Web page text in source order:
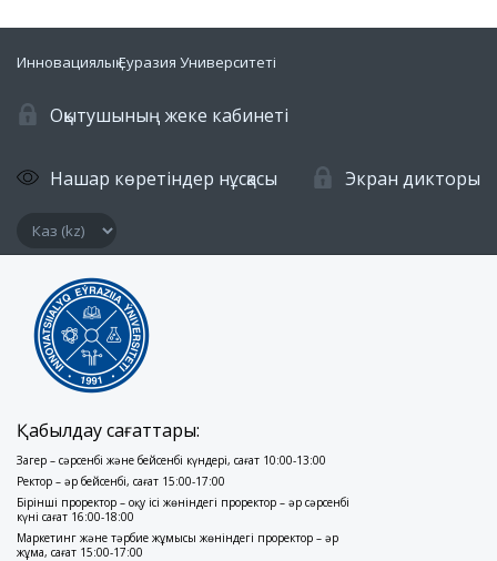
Инновациялық Еуразия Университеті
Оқытушының жеке кабинеті
Нашар көретіндер нұсқасы Экран дикторы
Қабылдау сағаттары:
Заңгер – сәрсенбі және бейсенбі күндері, сағат 10:00-13:00
Ректор – әр бейсенбі, сағат 15:00-17:00
Бірінші проректор – оқу ісі жөніндегі проректор – әр сәрсенбі
күні сағат 16:00-18:00
Маркетинг және тәрбие жұмысы жөніндегі проректор – әр
жұма, сағат 15:00-17:00